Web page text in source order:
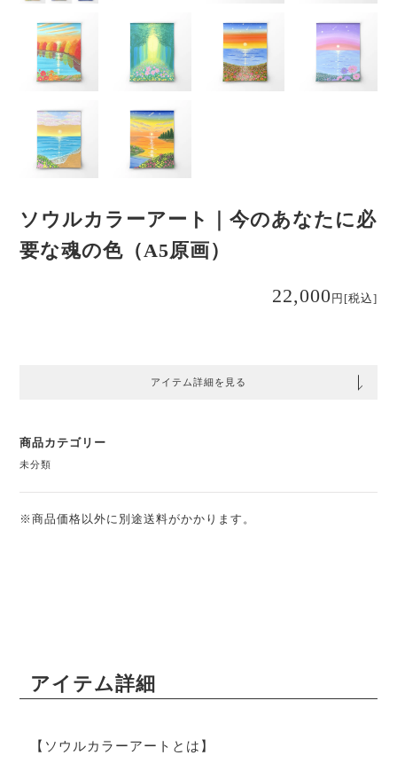
ソウルカラーアート｜今のあなたに必
要な魂の色（A5原画）
22,000円 [税込]
アイテム詳細を見る
商品カテゴリー
未分類
※商品価格以外に別途送料がかかります。
アイテム詳細
【ソウルカラーアートとは】